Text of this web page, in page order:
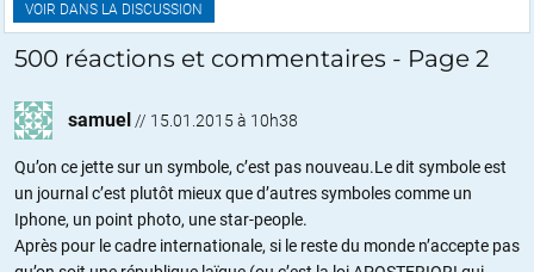
VOIR DANS LA DISCUSSION
500 réactions et commentaires - Page 2
samuel // 15.01.2015 à 10h38
Qu’on ce jette sur un symbole, c’est pas nouveau.Le dit symbole est
un journal c’est plutôt mieux que d’autres symboles comme un
Iphone, un point photo, une star-people.
Après pour le cadre internationale, si le reste du monde n’accepte pas